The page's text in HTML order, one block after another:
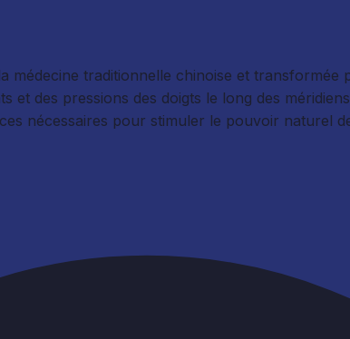
médecine traditionnelle chinoise et
et des pressions des doigts le long des
nécessaires pour stimuler le pouvoir naturel